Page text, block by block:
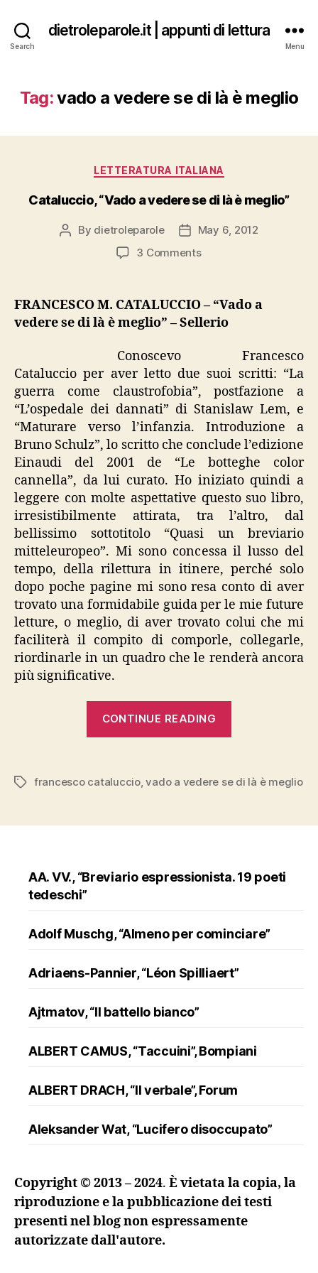
Search
dietroleparole.it | appunti di lettura
Menu
Tag:vado a vedere se di là è meglio
Categories
LETTERATURA ITALIANA
Cataluccio, “Vado a vedere se di là è meglio”
Post
By dietroleparole
PostMay 6, 2012
3 Commentson
vedere
se
meglio”
FRANCESCO M. CATALUCCIO – “Vado a
vedere se di là è meglio” – Sellerio
Conoscevo Francesco
Cataluccio per aver letto due suoi scritti: “La
guerra come claustrofobia”, postfazione a
“L’ospedale dei dannati” di Stanislaw Lem, e
“Maturare verso l’infanzia. Introduzione a
Bruno Schulz”, lo scritto che conclude l’edizione
Einaudi del 2001 de “Le botteghe color
cannella”, da lui curato. Ho iniziato quindi a
leggere con molte aspettative questo suo libro,
irresistibilmente attirata, tra l’altro, dal
bellissimo sottotitolo “Quasi un breviario
mitteleuropeo”. Mi sono concessa il lusso del
tempo, della rilettura in itinere, perché solo
dopo poche pagine mi sono resa conto di aver
trovato una formidabile guida per le mie future
letture, o meglio, di aver trovato colui che mi
faciliterà il compito di comporle, collegarle,
riordinarle in un quadro che le renderà ancora
più significative.
CONTINUE READING
se
là
Tagsfrancesco cataluccio,vado a vedere se di là è meglio
AA. VV., “Breviario espressionista. 19 poeti
tedeschi”
Adolf Muschg, “Almeno per cominciare”
Adriaens-Pannier, “Léon Spilliaert”
Ajtmatov, “Il battello bianco”
ALBERT CAMUS, “Taccuini”, Bompiani
ALBERT DRACH, “Il verbale”, Forum
Aleksander Wat, “Lucifero disoccupato”
ranuncolo”, Oscar Mondadori
Andreev, “Lazzaro e altre novelle”
Copyright © 2013 – 2024. È vietata la copia, la
riproduzione e la pubblicazione dei testi
presenti nel blog non espressamente
autorizzate dall'autore.